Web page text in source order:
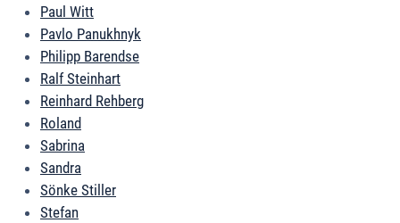
Paul Witt
Pavlo Panukhnyk
Philipp Barendse
Ralf Steinhart
Reinhard Rehberg
Roland
Sabrina
Sandra
Sönke Stiller
Stefan